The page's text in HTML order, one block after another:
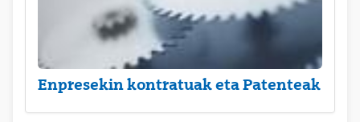
Enpresekin kontratuak eta Patenteak